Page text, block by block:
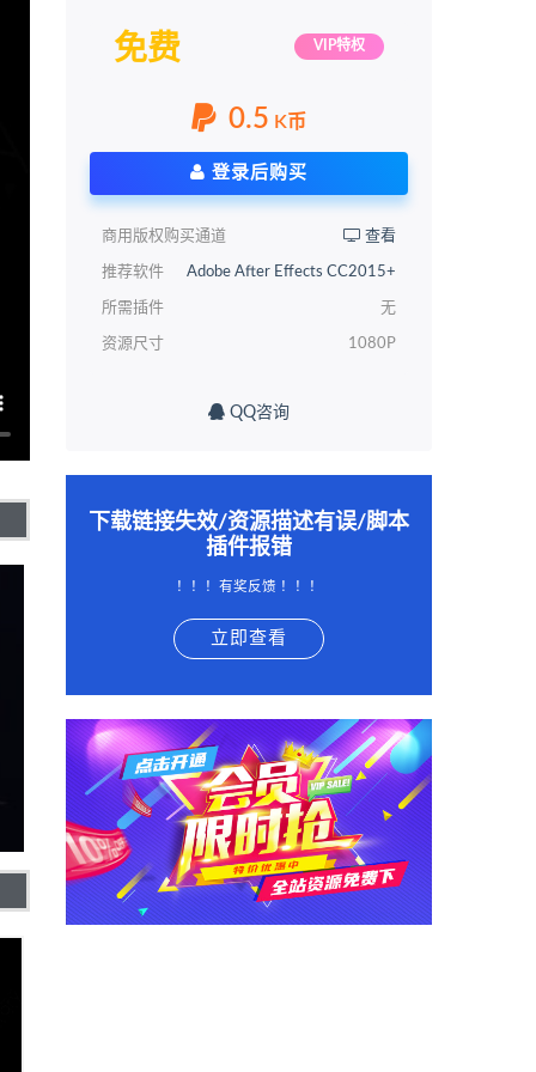
免费 VIP特权
0.5 K币
登录后购买
商用版权购买通道 查看
推荐软件 Adobe After Effects CC2015+
所需插件 无
资源尺寸 1080P
QQ咨询
下载链接失效/资源描述有误/脚本
插件报错
！！！有奖反馈 ！！！
立即查看